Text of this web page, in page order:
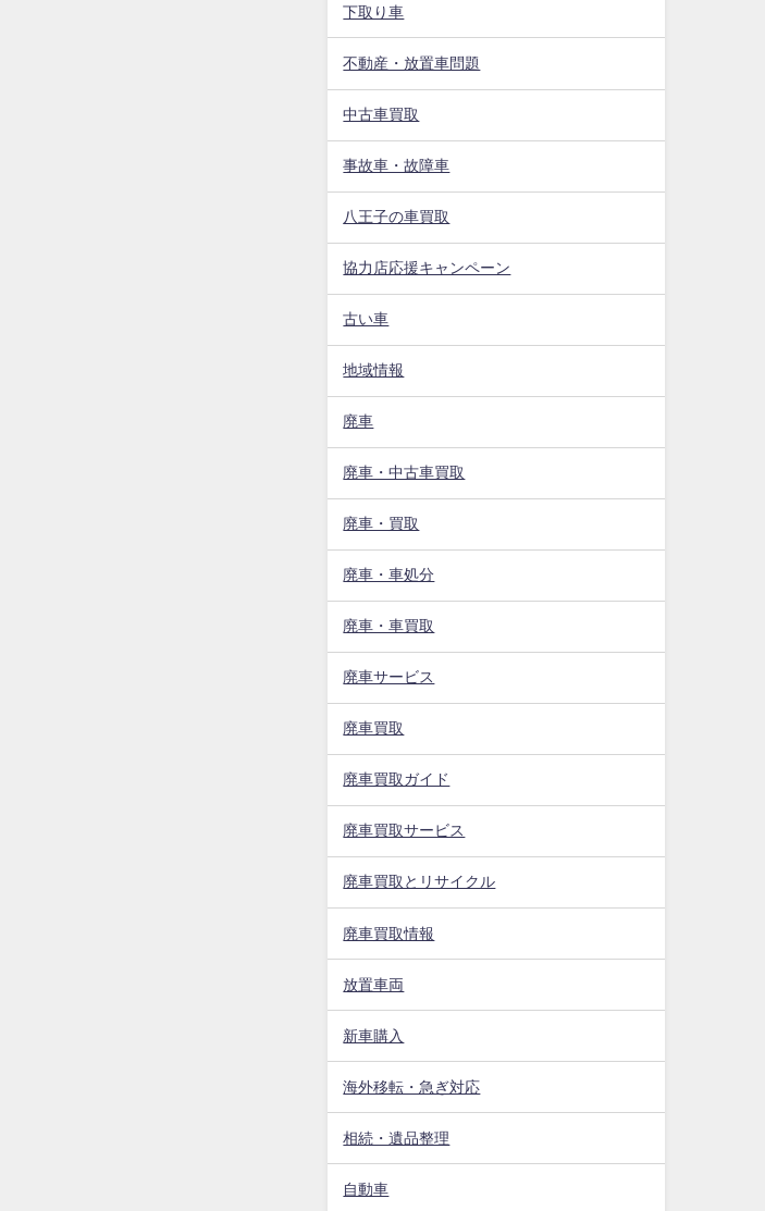
下取り車
不動産・放置車問題
中古車買取
事故車・故障車
八王子の車買取
協力店応援キャンペーン
古い車
地域情報
廃車
廃車・中古車買取
廃車・買取
廃車・車処分
廃車・車買取
廃車サービス
廃車買取
廃車買取ガイド
廃車買取サービス
廃車買取とリサイクル
廃車買取情報
放置車両
新車購入
海外移転・急ぎ対応
相続・遺品整理
自動車